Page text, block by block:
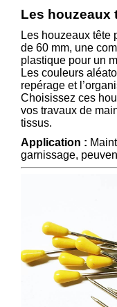
Les houzeaux
Les houzeaux tête
de 60 mm, une
plastique pour un
Les couleurs
repérage et
Choisissez ces
vos travaux de
tissus.
Application :
garnissage,